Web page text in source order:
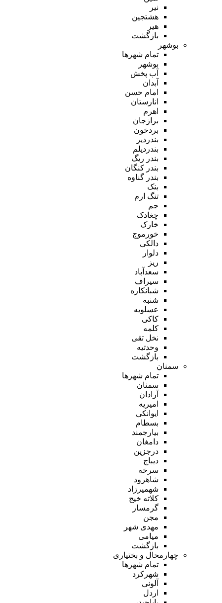
نیر
هشتجین
هیر
بازگشت
بوشهر
تمام شهر‌ها
بوشهر
آب پخش
آبدان
امام حسن
انارستان
اهرم
برازجان
بردخون
بندردیر
بندردیلم
بندر ریگ
بندر کنگان
بندر گناوه
بنک
تنگ ارم
جم
چغادک
خارک
خورموج
دالکی
دلوار
ریز
سعدآباد
سیراف
شبانکاره
شنبه
عسلویه
کاکی
کلمه
نخل تقی
وحدتیه
بازگشت
سمنان
تمام شهر‌ها
سمنان
آرادان
امیریه
ایوانکی
بسطام
بیارجمند
دامغان
درجزین
دیباج
سرخه
شاهرود
شهمیرزاد
کلاته خیج
گرمسار
مجن
مهدی شهر
میامی
بازگشت
چهارمحال و بختیاری
تمام شهر‌ها
شهرکرد
آلونی
اردل